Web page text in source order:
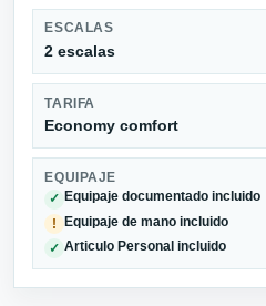
ESCALAS
2 escalas
TARIFA
Economy comfort
EQUIPAJE
✓ Equipaje documentado incluido
! Equipaje de mano incluido
✓ Articulo Personal incluido